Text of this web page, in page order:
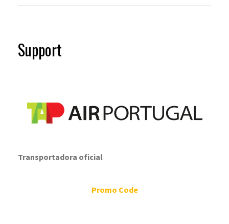
Support
Transportadora oficial
Promo Code